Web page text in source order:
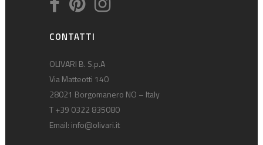
CONTATTI
OLIVARI B. S.p.A
Via Matteotti 140
28021 Borgomanero NO – Italy
T +39 0322 835080
Email: info@olivari.it